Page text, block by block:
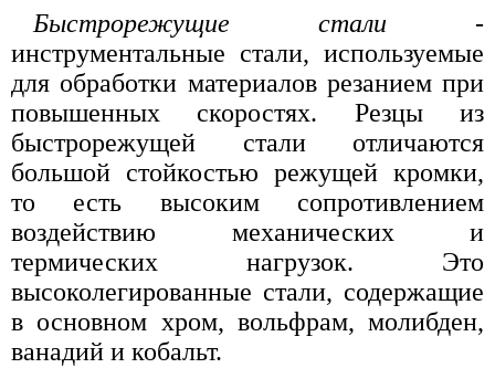
Быстрорежущие стали -
инструментальные стали, используемые
для обработки материалов резанием при
повышенных скоростях. Резцы из
быстрорежущей стали отличаются
большой стойкостью режущей кромки,
то есть высоким сопротивлением
воздействию механических и
термических нагрузок. Это
высоколегированные стали, содержащие
в основном хром, вольфрам, молибден,
ванадий и кобальт.